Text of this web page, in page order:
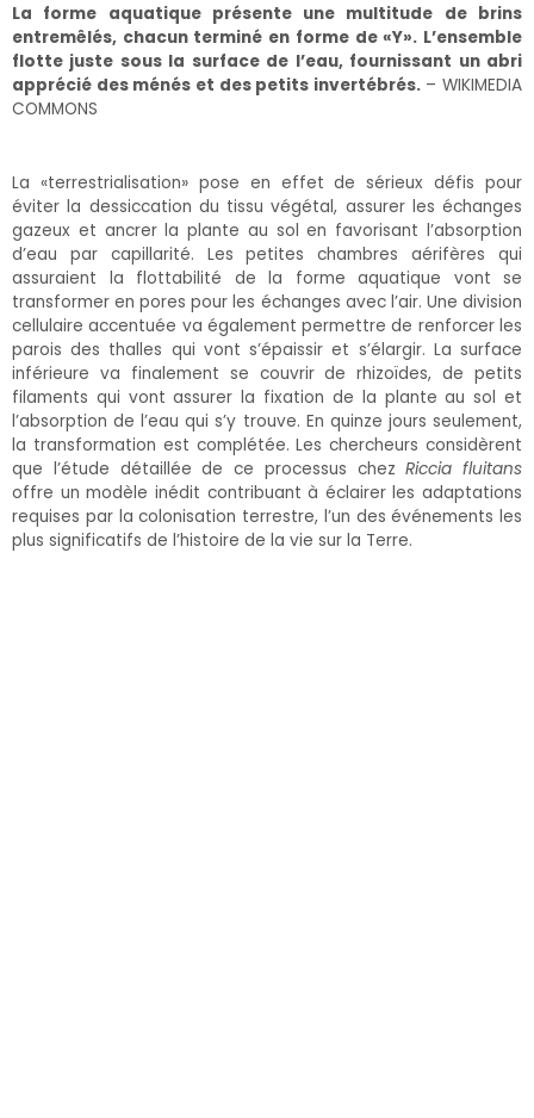
La forme aquatique présente une multitude de brins
entremêlés, chacun terminé en forme de «Y». L’ensemble
flotte juste sous la surface de l’eau, fournissant un abri
apprécié des ménés et des petits invertébrés.– WIKIMEDIA
COMMONS
La «terrestrialisation» pose en effet de sérieux défis pour
éviter la dessiccation du tissu végétal, assurer les échanges
gazeux et ancrer la plante au sol en favorisant l’absorption
d’eau par capillarité. Les petites chambres aérifères qui
assuraient la flottabilité de la forme aquatique vont se
transformer en pores pour les échanges avec l’air. Une division
cellulaire accentuée va également permettre de renforcer les
parois des thalles qui vont s’épaissir et s’élargir. La surface
inférieure va finalement se couvrir de rhizoïdes, de petits
filaments qui vont assurer la fixation de la plante au sol et
l’absorption de l’eau qui s’y trouve. En quinze jours seulement,
la transformation est complétée. Les chercheurs considèrent
que l’étude détaillée de ce processus chezRiccia fluitans
offre un modèle inédit contribuant à éclairer les adaptations
requises par la colonisation terrestre, l’un des événements les
plus significatifs de l’histoire de la vie sur la Terre.